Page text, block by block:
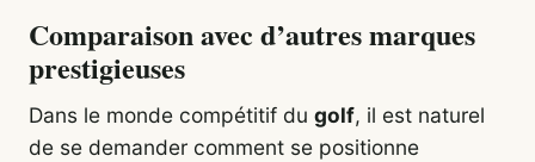
Comparaison avec d’autres marques
prestigieuses
Dans le monde compétitif du golf, il est naturel
de se demander comment se positionne